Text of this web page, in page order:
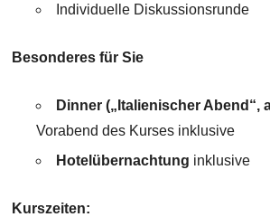
Individuelle Diskussionsrunde
Besonderes für Sie
Dinner („Italienischer Abend“,
Vorabend des Kurses inklusive
Hotelübernachtung inklusive
Kurszeiten: